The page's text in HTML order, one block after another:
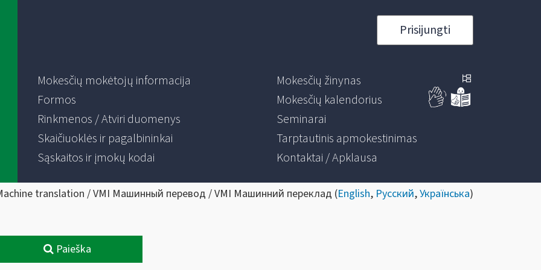
Prisijungti
Mokesčių mokėtojų informacija
Formos
Rinkmenos / Atviri duomenys
Skaičiuoklės ir pagalbininkai
Sąskaitos ir įmokų kodai
Mokesčių žinynas
Mokesčių kalendorius
Seminarai
Tarptautinis apmokestinimas
Kontaktai / Apklausa
translation / VMI Машинный перевод / VMI Машинний переклад (English, Русский,Українська)
Paieška